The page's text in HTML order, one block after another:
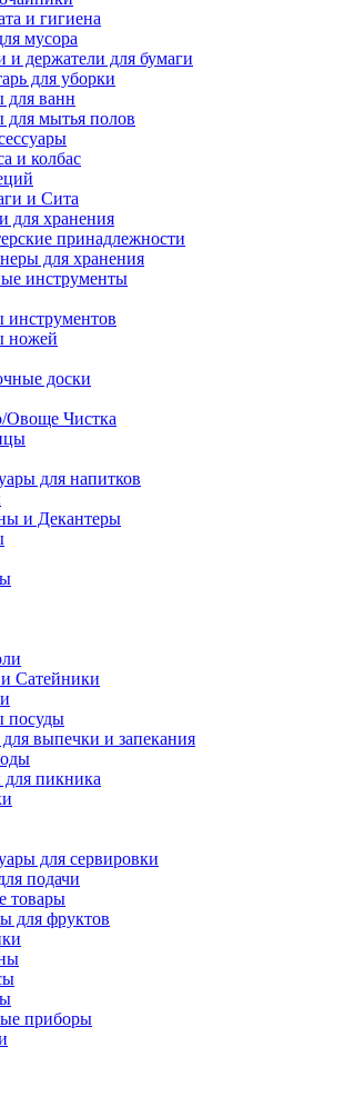
и гигиена
мусора
держатели для бумаги
для уборки
для ванн
для мытья полов
и колбас
и Сита
для хранения
принадлежности
для хранения
инструменты
инструментов
ножей
доски
Овоще Чистка
для напитков
и Декантеры
Сатейники
посуды
выпечки и запекания
пикника
для сервировки
подачи
товары
для фруктов
приборы